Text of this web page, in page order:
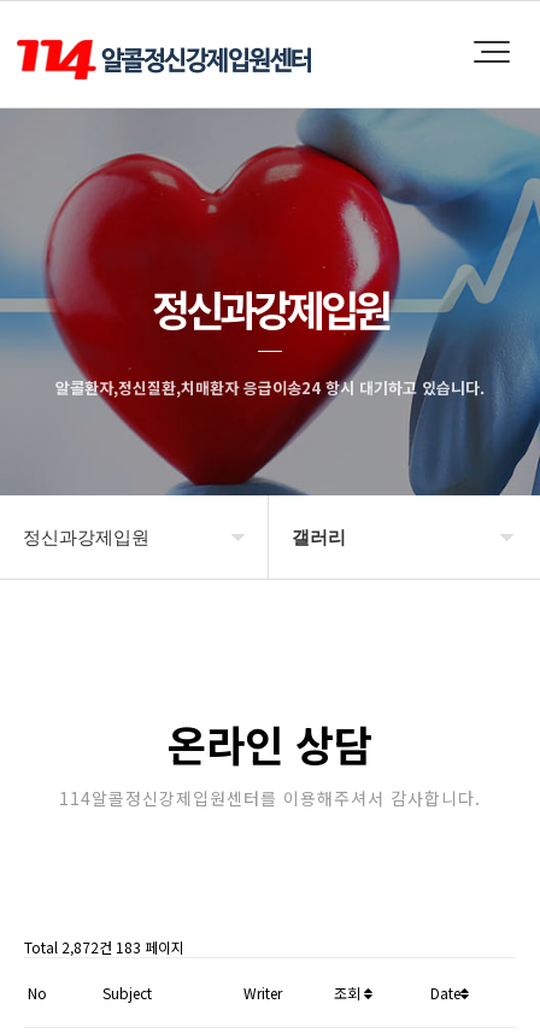
정신과강제입원
알콜환자,정신질환,치매환자 응급이송24 항시 대기하고 있습니다.
정신과강제입원 갤러리
온라인 상담
114알콜정신강제입원센터를 이용해주셔서 감사합니다.
Total 2,872건 183 페이지
No Subject Writer 조회 Date